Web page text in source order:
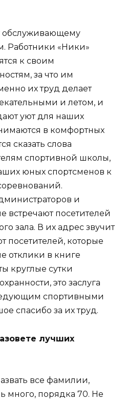
Работники «Ники»
к своим
за что им
их труд делает
и летом, и
уют для наших
в комфортных
сказать слова
спортивной школы,
юных спортсменов к
и
встречают посетителей
зала. В их адрес звучит
посетителей, которые
отклики в книге
круглые сутки
это заслуга
спортивными
спасибо за их труд.
лучших
все фамилии,
много, порядка 70. Не